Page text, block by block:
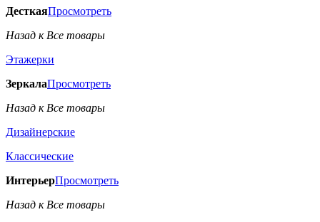
ДесткаяПросмотреть
Назад к Все товары
Этажерки
ЗеркалаПросмотреть
Назад к Все товары
Дизайнерские
Классические
ИнтерьерПросмотреть
Назад к Все товары